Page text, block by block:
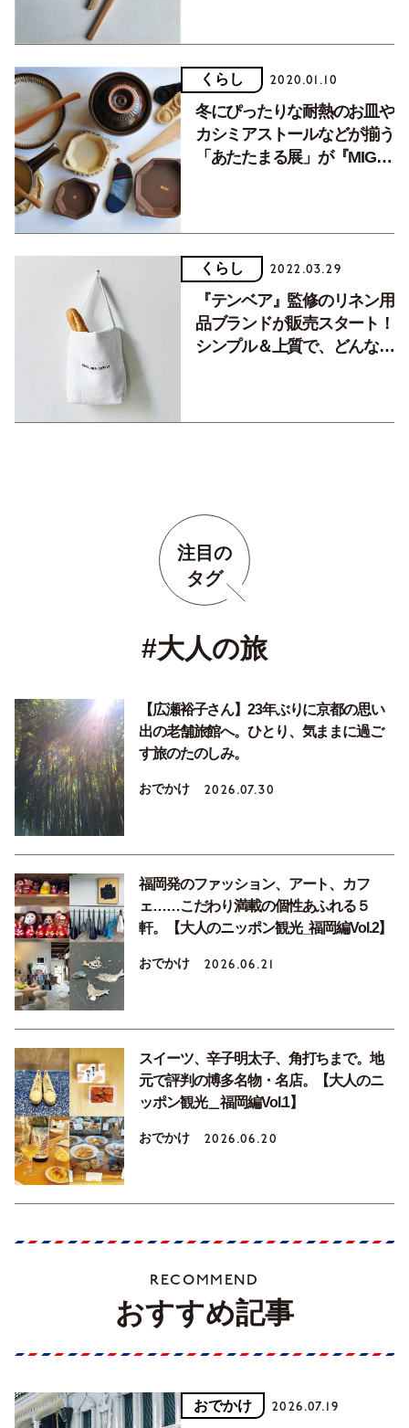
くらし 2020.01.10
冬にぴったりな耐熱のお皿や
カシミアストールなどが揃う
「あたたまる展」が『MIGO
くらし 2022.03.29
『テンベア』監修のリネン用
品ブランドが販売スタート！
シンプル＆上質で、どんなイ
注目の
タグ
#大人の旅
【広瀬裕子さん】23年ぶりに京都の思い
出の老舗旅館へ。ひとり、気ままに過ご
す旅のたのしみ。
おでかけ 2026.07.30
福岡発のファッション、アート、カフ
ェ……こだわり満載の個性あふれる５
軒。【大人のニッポン観光_福岡編Vol.2】
おでかけ 2026.06.21
スイーツ、辛子明太子、角打ちまで。地
元で評判の博多名物・名店。【大人のニ
ッポン観光＿福岡編Vol.1】
おでかけ 2026.06.20
RECOMMEND
おすすめ記事
おでかけ 2026.07.19